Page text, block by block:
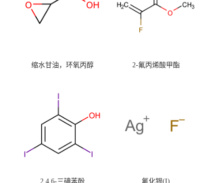
缩水甘油，环氧丙醇 2-氟丙烯酸甲酯
2,4,6-三碘苯酚 氟化银(I)